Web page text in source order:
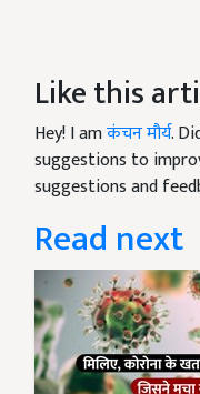
Like this
Hey! I amकंचन मौर्य.
suggestions to
suggestions and
Read next